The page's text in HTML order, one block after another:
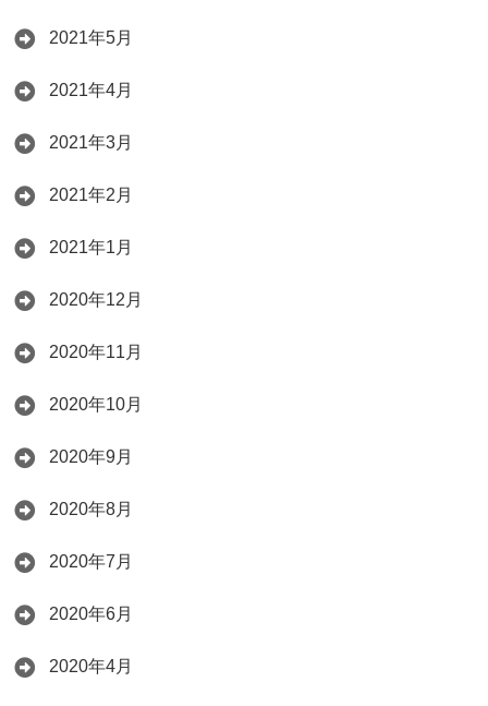
2021年5月
2021年4月
2021年3月
2021年2月
2021年1月
2020年12月
2020年11月
2020年10月
2020年9月
2020年8月
2020年7月
2020年6月
2020年4月